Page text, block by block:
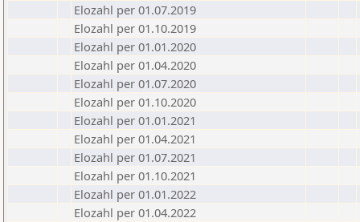
Elozahl per 01.07.2019
Elozahl per 01.10.2019
Elozahl per 01.01.2020
Elozahl per 01.04.2020
Elozahl per 01.07.2020
Elozahl per 01.10.2020
Elozahl per 01.01.2021
Elozahl per 01.04.2021
Elozahl per 01.07.2021
Elozahl per 01.10.2021
Elozahl per 01.01.2022
Elozahl per 01.04.2022